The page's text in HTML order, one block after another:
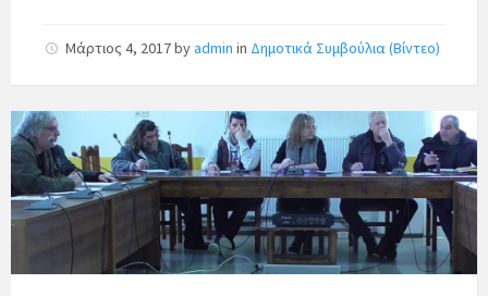
Μάρτιος 4, 2017byadmin in Δημοτικά Συμβούλια (Βίντεο)